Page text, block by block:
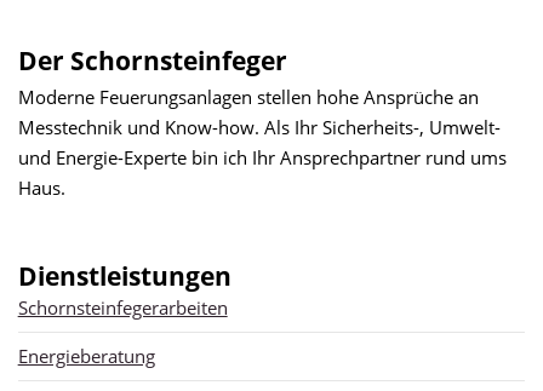
Der Schornsteinfeger
Moderne Feuerungsanlagen stellen hohe Ansprüche an
Messtechnik und Know-how. Als Ihr Sicherheits-, Umwelt-
und Energie-Experte bin ich Ihr Ansprechpartner rund ums
Haus.
Dienstleistungen
Schornsteinfegerarbeiten
Energieberatung